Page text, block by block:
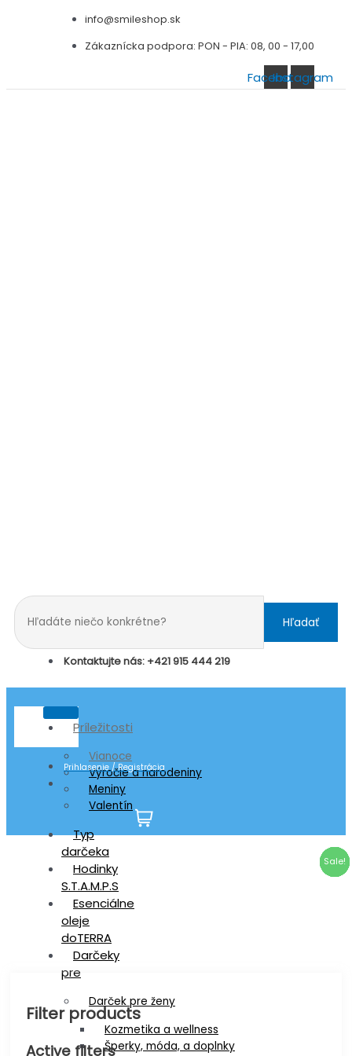
info@smileshop.sk
Zákaznícka podpora: PON - PIA: 08, 00 - 17,00
Facebook
Instagram
Hľadať
Kontaktujte nás: +421 915 444 219
Príležitosti
Vianoce
Výročie a narodeniny
Meniny
Valentín
Typ
darčeka
Hodinky
S.T.A.M.P.S
Esenciálne
oleje
doTERRA
Darčeky
pre
Darček pre ženy
Kozmetika a wellness
Šperky, móda, a doplnky
Prihlasenie / Registrácia
Filter products
Active filters
Sale!
Sale!
Sale!
Sale!
Sale!
Sale!
Sale!
Sale!
Sale!
Sale!
Sale!
Sale!